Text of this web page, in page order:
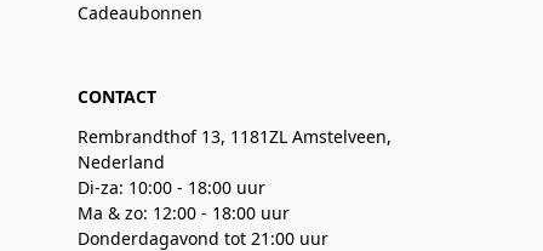
Cadeaubonnen
CONTACT
Rembrandthof 13, 1181ZL Amstelveen,
Nederland
Di-za: 10:00 - 18:00 uur
Ma & zo: 12:00 - 18:00 uur
Donderdagavond tot 21:00 uur